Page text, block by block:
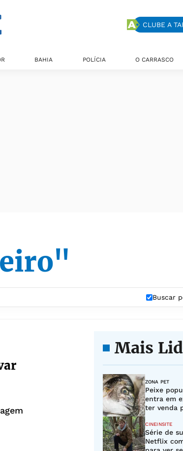
CLUBE A
BAHIA POLÍCIA O CARRASCO
Buscar
Mais
ZONA PET
Peixe
entra em
ter venda
CINEINSITE
Série de
Netflix